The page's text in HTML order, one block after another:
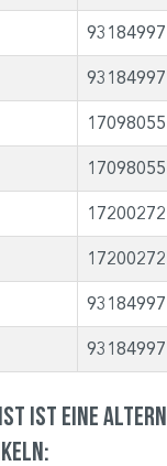
93184997
93184997
17098055
17098055
17200272
17200272
93184997
93184997
ist eine